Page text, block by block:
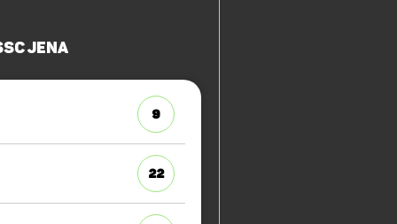
Jena
9
22